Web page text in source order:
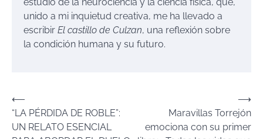
unido a mi inquietud creativa, me ha llevado a
escribir El castillo de Culzan, una reflexión sobre
la condición humana y su futuro.
Navegación
de
⟵
“LA PÉRDIDA DE ROBLE”:
UN RELATO ESENCIAL
Maravillas Torrejón
emociona con su primer
⟶